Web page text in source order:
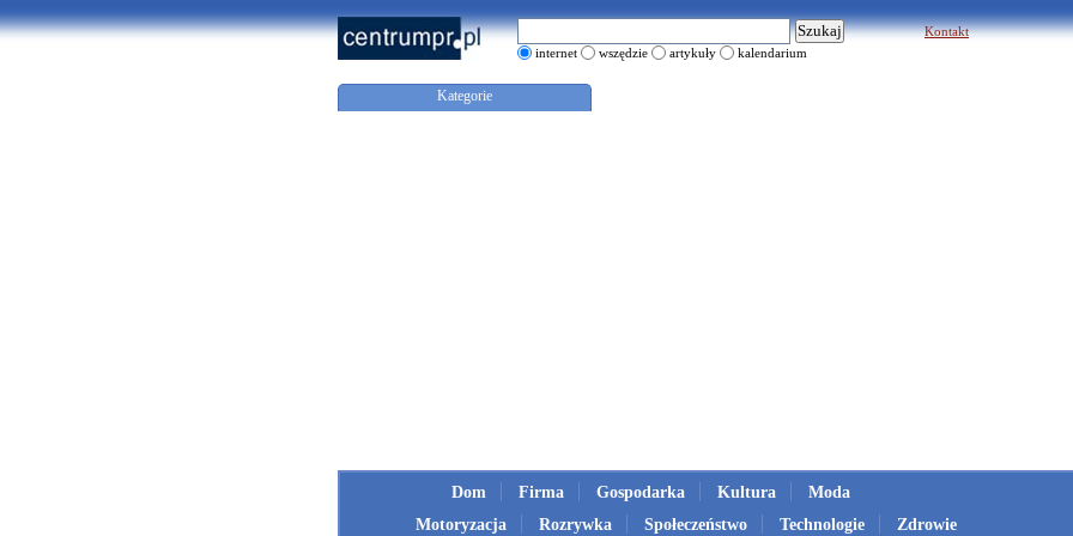
internet wszędzie artykuły kalendarium
Kontakt
Kategorie
Dom Firma Gospodarka Kultura
Moda
Motoryzacja
Rozrywka Społeczeństwo Technologie Zdrowie